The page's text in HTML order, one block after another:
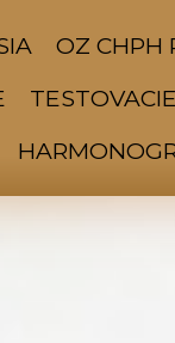
OZ CHPH